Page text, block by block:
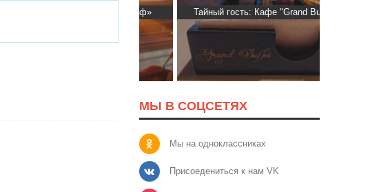
Тайный гость: Кафе "Grand Buffet"
МЫ В СОЦСЕТЯХ
Мы на одноклассниках
Присоедениться к нам VK